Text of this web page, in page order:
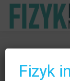
I
Fizyk